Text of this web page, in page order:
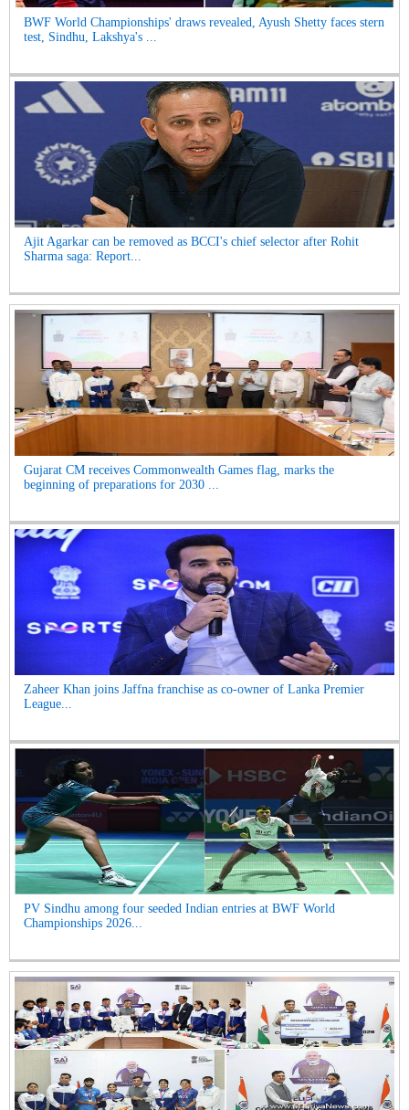
BWF World Championships' draws revealed, Ayush Shetty faces stern
test, Sindhu, Lakshya's ...
Ajit Agarkar can be removed as BCCI's chief selector after Rohit
Sharma saga: Report...
Gujarat CM receives Commonwealth Games flag, marks the
beginning of preparations for 2030 ...
Zaheer Khan joins Jaffna franchise as co-owner of Lanka Premier
League...
PV Sindhu among four seeded Indian entries at BWF World
Championships 2026...